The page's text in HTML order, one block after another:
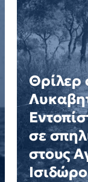
Θρίλερ
σε
στους